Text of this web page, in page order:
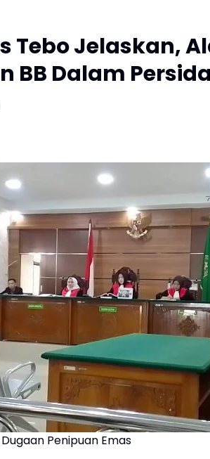
Tebo Jelaskan,
BB Dalam
Penipuan Emas